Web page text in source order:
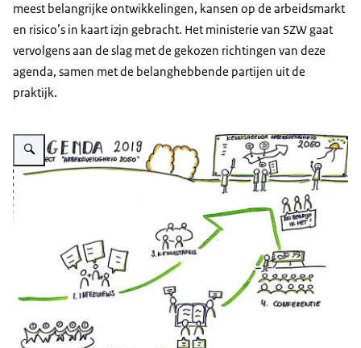
meest belangrijke ontwikkelingen, kansen op de arbeidsmarkt
en risico’s in kaart izjn gebracht. Het ministerie van SZW gaat
vervolgens aan de slag met de gekozen richtingen van deze
agenda, samen met de belanghebbende partijen uit de
praktijk.
Vergroot afbeelding Een infographic (2019) van hoe tot de kennisagenda